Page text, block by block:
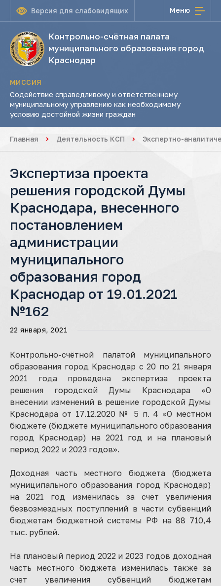
Версия для слабовидящих Меню
Контрольно-счётная палата
муниципального образования город
Краснодар
МИССИЯ
Содействие справедливому и ответственному
муниципальному управлению как необходимому
условию достойной жизни граждан
Главная Деятельность КСП Экспертно-
Экспертиза проекта
решения городской Думы
Краснодара, внесенного
постановлением
администрации
муниципального
образования город
Краснодар от 19.01.2021
№162
22 января, 2021
Контрольно-счётной палатой муниципального
образования город Краснодар с 20 по 21 января
2021 года проведена экспертиза проекта
решения городской Думы Краснодара «О
внесении изменений в решение городской Думы
Краснодара от 17.12.2020 № 5 п. 4 «О местном
бюджете (бюджете муниципального образования
город Краснодар) на 2021 год и на плановый
период 2022 и 2023 годов».
Доходная часть местного бюджета (бюджета
муниципального образования город Краснодар)
на 2021 год изменилась за счет увеличения
безвозмездных поступлений в части субвенций
бюджетам бюджетной системы РФ на 88 710,4
тыс. рублей.
На плановый период 2022 и 2023 годов доходная
часть местного бюджета изменилась также за
счет увеличения субвенций бюджетам